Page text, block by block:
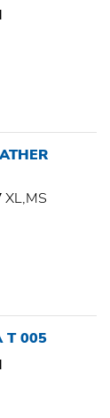
XL,MS
T 005